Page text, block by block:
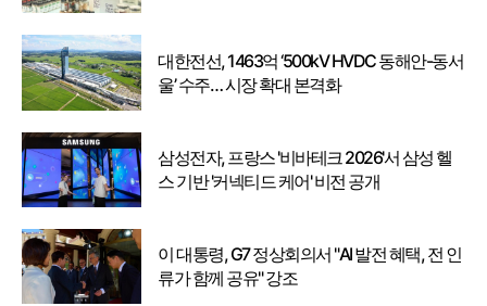
대한전선, 1463억 ‘500kV HVDC 동해안-동서
울’ 수주… 시장 확대 본격화
삼성전자, 프랑스 '비바테크 2026'서 삼성 헬
스 기반 '커넥티드 케어' 비전 공개
이 대통령, G7 정상회의서 "AI 발전 혜택, 전 인
류가 함께 공유" 강조